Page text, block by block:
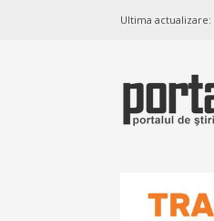
Ultima actualizare: